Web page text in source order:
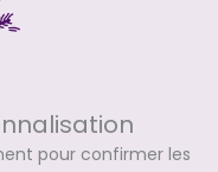
pour confirmer les